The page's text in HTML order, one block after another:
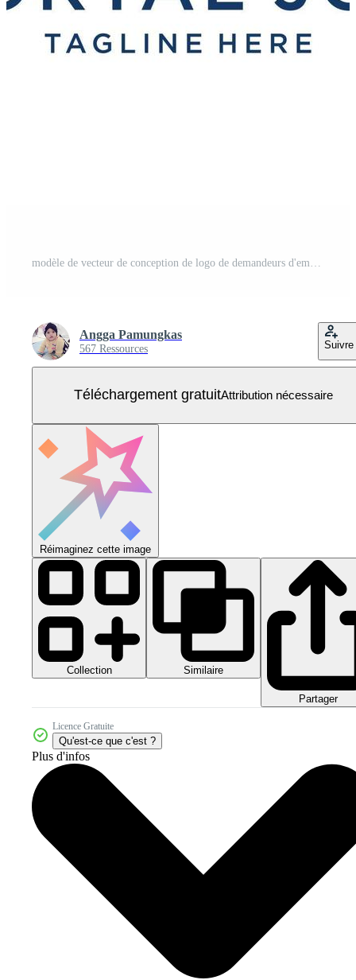
Angga Pamungkas
567 Ressources Suivre
Téléchargement gratuitAttribution nécessaire
Réimaginez cette image
Collection Similaire
Partager
Licence Gratuite
Qu'est-ce que c'est ?
Plus d'infos